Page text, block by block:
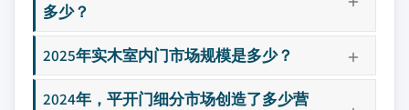
多少？
2025年实木室内门市场规模是多少？
2024年，平开门细分市场创造了多少营